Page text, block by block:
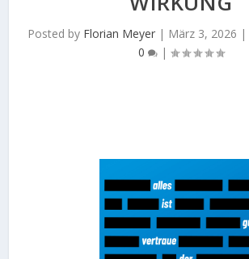
Posted by Florian Meyer| März 3, 2026 |
0
|